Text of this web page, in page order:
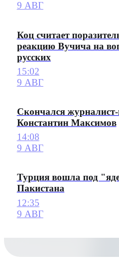
9 АВГ
Коц считает
реакцию Вучича на
русских
15:02
9 АВГ
Скончался
Константин Максимов
14:08
9 АВГ
Турция вошла под
Пакистана
12:35
9 АВГ